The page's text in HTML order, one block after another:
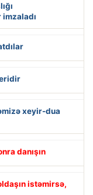
xeyir-dua
danışın
istəmirsə,